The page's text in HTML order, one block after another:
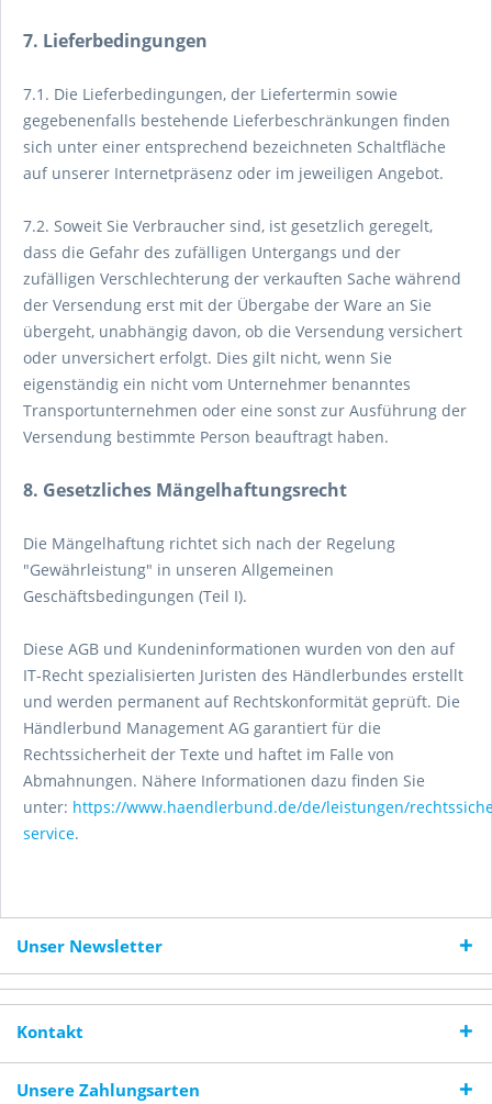
7. Lieferbedingungen
7.1. Die Lieferbedingungen, der Liefertermin sowie
gegebenenfalls bestehende Lieferbeschränkungen finden
sich unter einer entsprechend bezeichneten Schaltfläche
auf unserer Internetpräsenz oder im jeweiligen Angebot.
7.2. Soweit Sie Verbraucher sind, ist gesetzlich geregelt,
dass die Gefahr des zufälligen Untergangs und der
zufälligen Verschlechterung der verkauften Sache während
der Versendung erst mit der Übergabe der Ware an Sie
übergeht, unabhängig davon, ob die Versendung versichert
oder unversichert erfolgt. Dies gilt nicht, wenn Sie
eigenständig ein nicht vom Unternehmer benanntes
Transportunternehmen oder eine sonst zur Ausführung der
Versendung bestimmte Person beauftragt haben.
8. Gesetzliches Mängelhaftungsrecht
Die Mängelhaftung richtet sich nach der Regelung
"Gewährleistung" in unseren Allgemeinen
Geschäftsbedingungen (Teil I).
Diese AGB und Kundeninformationen wurden von den auf
IT-Recht spezialisierten Juristen des Händlerbundes erstellt
und werden permanent auf Rechtskonformität geprüft. Die
Händlerbund Management AG garantiert für die
Rechtssicherheit der Texte und haftet im Falle von
Abmahnungen. Nähere Informationen dazu finden Sie
unter: https://www.haendlerbund.de/de/leistungen/
service.
Unser Newsletter
Kontakt
Unsere Zahlungsarten